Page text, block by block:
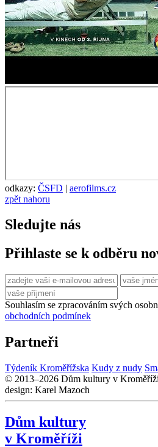
odkazy: ČSFD | aerofilms.cz
zpět nahoru
Sledujte nás
Přihlaste se k odběru
Souhlasím se zpracováním svých
obchodních podmínek
Partneři
Týdeník Kroměřížska Kudy z nudy
© 2013–2026 Dům kultury v
design: Karel Mazoch
Dům kultury
v Kroměříži